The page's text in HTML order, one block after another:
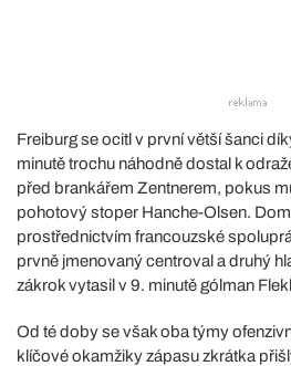
Freiburg se ocitl v první větší šanci
minutě trochu náhodně dostal k
před brankářem Zentnerem, pokus
pohotový stoper Hanche-Olsen.
prostřednictvím francouzské
prvně jmenovaný centroval a druhý
zákrok vytasil v 9. minutě gólman
Od té doby se však oba týmy
klíčové okamžiky zápasu zkrátka